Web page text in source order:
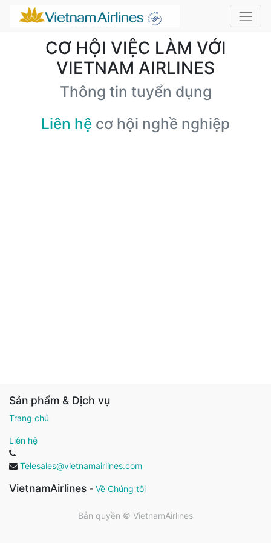
CƠ HỘI VIỆC LÀM VỚI
VIETNAM AIRLINES
Thông tin tuyển dụng
Liên hệ cơ hội nghề nghiệp
Sản phẩm & Dịch vụ
Trang chủ
Liên hệ
Telesales@vietnamairlines.com
VietnamAirlines - Về Chúng tôi
Bản quyền © VietnamAirlines